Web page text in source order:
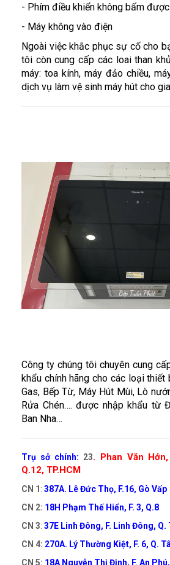
- Phím điều khiển không bấm được
- Máy không vào điện
Ngoài việc khắc phục sự cố cho
tôi còn cung cấp các loai than
máy: toa kính, máy đảo chiều,
dịch vụ làm vệ sinh máy hút cho
Công ty chúng tôi chuyên cung
khẩu chính hãng cho các loại thiết
Gas, Bếp Từ, Máy Hút Mùi, Lò
Rửa Chén…. được nhập khẩu từ
Ban Nha…
Trụ sở chính: 23. Phan Văn
Q.12, TP.HCM
CN 1 : 387A. Lê Đức Thọ, F.16, Gò Vấp
CN 2: 18H Phạm Thế Hiển, F. 3, Q.8
CN 3: 37E Linh Đông, F. Linh Đông,
CN 4: 270A. Lý Thường Kiệt, F. 6, Q.
CN 5: 18A Nguyễn Thị Định, F. An